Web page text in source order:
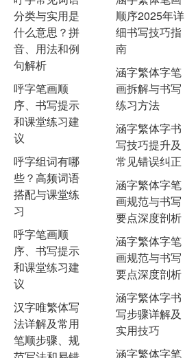
分类与实用是
什么意思？拼
音、用法和例
句解析
呼字笔画顺
序、书写提示
和课堂练习建
议
呼字组词有哪
些？高频词语
搭配与课堂练
习
呼字笔画顺
序、书写提示
和课堂练习建
议
汉字唯繁体写
法详解及常用
笔顺步骤、规
顺序2025年详
细书写技巧指
南
涵字繁体字笔
画拆解与书写
练习方法
涵字繁体字书
写技巧提升及
常见错误纠正
涵字繁体字笔
画规范与书写
要点深度剖析
涵字繁体字笔
画规范与书写
要点深度剖析
涵字繁体字书
写步骤详解及
实用技巧
涵字繁体字笔